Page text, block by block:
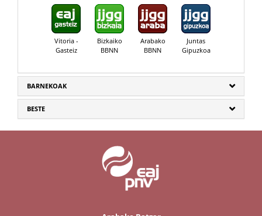
Vitoria -
Gasteiz
Bizkaiko
BBNN
Arabako
BBNN
Juntas
Gipuzkoa
BARNEKOAK
BESTE